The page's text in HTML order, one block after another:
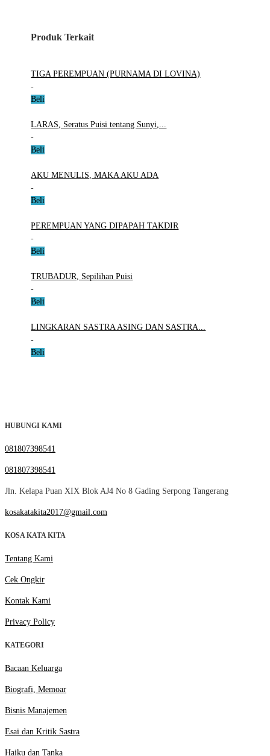
Produk Terkait
TIGA PEREMPUAN (PURNAMA DI LOVINA)
-
Beli
LARAS, Seratus Puisi tentang Sunyi,...
-
Beli
AKU MENULIS, MAKA AKU ADA
-
Beli
PEREMPUAN YANG DIPAPAH TAKDIR
-
Beli
TRUBADUR, Sepilihan Puisi
-
Beli
LINGKARAN SASTRA ASING DAN SASTRA...
-
Beli
HUBUNGI KAMI
081807398541
081807398541
Jln. Kelapa Puan XIX Blok AJ4 No 8 Gading Serpong Tangerang
kosakatakita2017@gmail.com
KOSA KATA KITA
Tentang Kami
Cek Ongkir
Kontak Kami
Privacy Policy
KATEGORI
Bacaan Keluarga
Biografi, Memoar
Bisnis Manajemen
Esai dan Kritik Sastra
Haiku dan Tanka